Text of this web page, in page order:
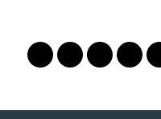
Lien vers le profil
Lien vers le
Lien vers
Lien